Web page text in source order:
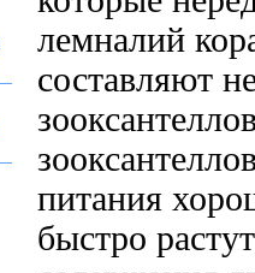
лемналий
составляют
питания
быстро